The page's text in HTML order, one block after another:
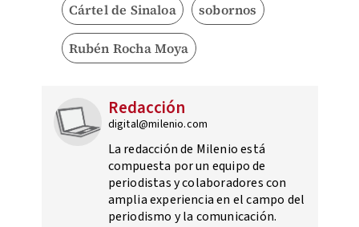
Cártel de Sinaloa sobornos
Rubén Rocha Moya
Redacción
digital@milenio.com
La redacción de Milenio está
compuesta por un equipo de
periodistas y colaboradores con
amplia experiencia en el campo del
periodismo y la comunicación.